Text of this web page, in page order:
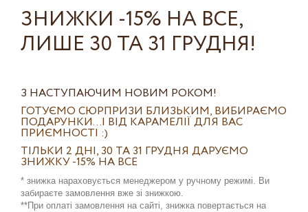
ЗНИЖКИ -15% НА ВСЕ,
ЛИШЕ 30 ТА 31 ГРУДНЯ!
З НАСТУПАЮЧИМ НОВИМ РОКОМ!
ГОТУЄМО СЮРПРИЗИ БЛИЗЬКИМ, ВИБИРАЄМО
ПОДАРУНКИ...І ВІД КАРАМЕЛІЇ ДЛЯ ВАС
ПРИЄМНОСТІ :)
ТІЛЬКИ 2 ДНІ, 30 ТА 31 ГРУДНЯ ДАРУЄМО
ЗНИЖКУ -15% НА ВСЕ
* знижка нараховується менеджером у ручному режимі. Ви
забираєте замовлення вже зі знижкою.
**При оплаті замовлення на сайті, знижка повертається на